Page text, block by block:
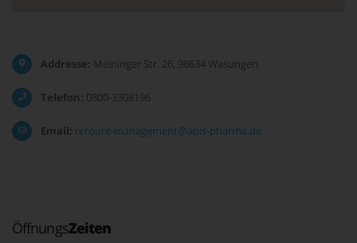
Addresse: Meininger Str. 26, 98634 Wasungen
Telefon: 0800-3308196
Email: retoure-management@abis-pharma.de
ÖffnungsZeiten